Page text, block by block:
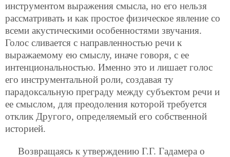
инструментом выражения смысла, но его нельзя
рассматривать и как простое физическое явление со
всеми акустическими особенностями звучания.
Голос сливается с направленностью речи к
выражаемому ею смыслу, иначе говоря, с ее
интенциональностью. Именно это и лишает голос
его инструментальной роли, создавая ту
парадоксальную преграду между субъектом речи и
ее смыслом, для преодоления которой требуется
отклик Другого, определяемый его собственной
историей.
Возвращаясь к утверждению Г.Г. Гадамера о